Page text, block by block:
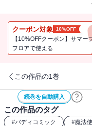
戦うことを決意するククリ
に、ニケとククリを待つも
続編、ここに完結！
クーポン対象 10%OFF
【10%OFFクーポン】サマ
フロアで使える
この作品の1巻
続巻を自動購入
この作品のタグ
#バディコミック #魔法